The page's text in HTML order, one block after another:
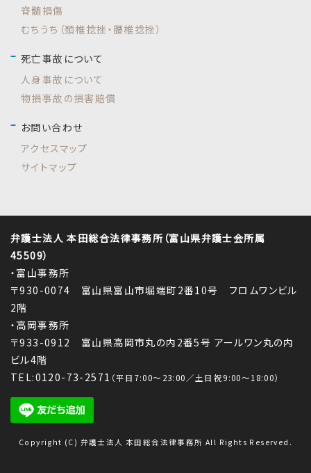
脊髄損傷
むちうち（頚椎捻挫・腰椎捻挫）
死亡事故について
人身事故について
物損事故の損害賠償
お問い合わせ
アクセスマップ
サイトマップ
弁護士法人 本田総合法律事務所（富山県弁護士会所属
45509）
・富山事務所
〒930-0074 富山県富山市堀端町2番10号 フロムワンビル
2階
・高岡事務所
〒933-0912 富山県高岡市丸の内2番5号 アールワン丸の内
ビル4階
TEL:0120-73-2571 （平日7:00～23:00／土日祝9:00～18:00）
Copyright (C) 弁護士法人 本田総合法律事務所 All Rights Reserved.